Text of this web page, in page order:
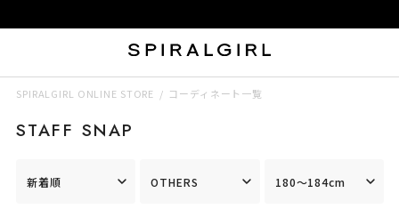
SPIRALGIRL ONLINE STORE コーディネート一覧
STAFF SNAP
新着順 OTHERS 180～184cm